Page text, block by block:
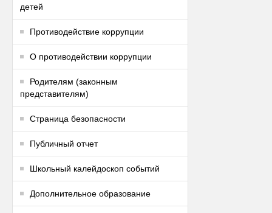
детей
Противодействие коррупции
О противодействии коррупции
Родителям (законным
представителям)
Страница безопасности
Публичный отчет
Школьный калейдоскоп событий
Дополнительное образование